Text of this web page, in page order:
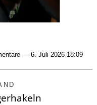
— 6. Juli 2026 18:09